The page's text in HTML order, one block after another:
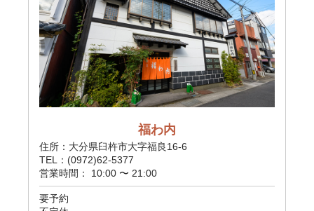
福わ内
住所：大分県臼杵市大字福良16-6
TEL：(0972)62-5377
営業時間： 10:00 〜 21:00
要予約